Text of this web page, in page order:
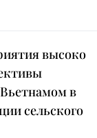
высоко
в
сельского